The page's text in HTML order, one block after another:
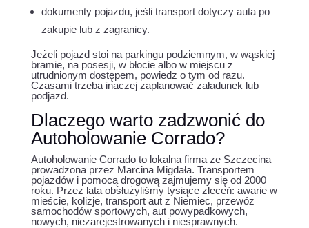
dokumenty pojazdu, jeśli transport dotyczy auta po
zakupie lub z zagranicy.
Jeżeli pojazd stoi na parkingu podziemnym, w wąskiej
bramie, na posesji, w błocie albo w miejscu z
utrudnionym dostępem, powiedz o tym od razu.
Czasami trzeba inaczej zaplanować załadunek lub
podjazd.
Dlaczego warto zadzwonić do
Autoholowanie Corrado?
Autoholowanie Corrado to lokalna firma ze Szczecina
prowadzona przez Marcina Migdała. Transportem
pojazdów i pomocą drogową zajmujemy się od 2000
roku. Przez lata obsłużyliśmy tysiące zleceń: awarie w
mieście, kolizje, transport aut z Niemiec, przewóz
samochodów sportowych, aut powypadkowych,
nowych, niezarejestrowanych i niesprawnych.